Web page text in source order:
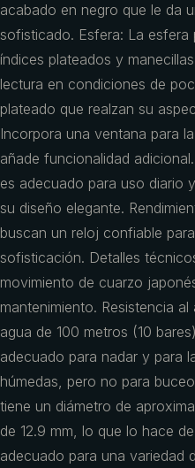
acabado en negro que le da
sofisticado. Esfera: La
índices plateados y
lectura en condiciones de
plateado que realzan su
Incorpora una ventana para
añade funcionalidad
es adecuado para uso diario
su diseño elegante.
buscan un reloj confiable
sofisticación. Detalles
movimiento de cuarzo
mantenimiento. Resistencia
agua de 100 metros (10
adecuado para nadar y para
húmedas, pero no para
tiene un diámetro de
de 12.9 mm, lo que lo hace
adecuado para una variedad